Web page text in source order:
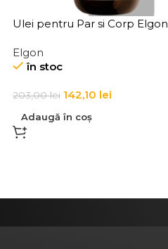
Ulei pentru Par si Corp Elgon
Elgon
în stoc
203,00lei 142,10 lei
Adaugă în coș